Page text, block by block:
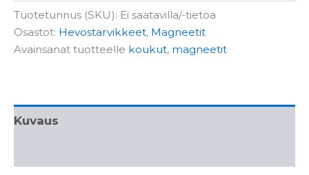
Tuotetunnus (SKU): Ei saatavilla/-tietoa
Osastot: Hevostarvikkeet, Magneetit
Avainsanat tuotteelle koukut, magneetit
Kuvaus